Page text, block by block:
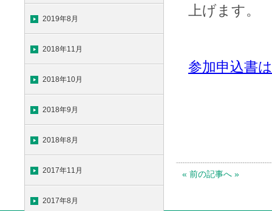
2019年8月
2018年11月
2018年10月
2018年9月
2018年8月
2017年11月
2017年8月
上げます。
参加申込書
« 前の記事へ »